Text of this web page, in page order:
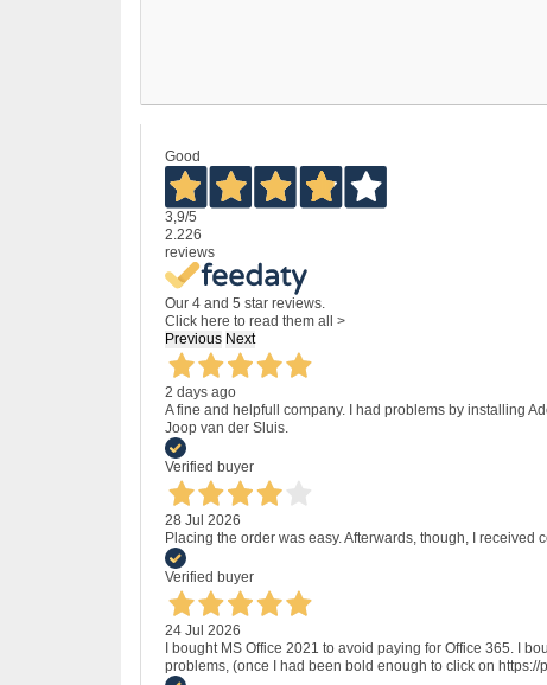
Good
3,9/5
2.226
reviews
Our 4 and 5 star reviews.
Click here to read them all >
Previous Next
2 days ago
A fine and helpfull company. I had problems by installing
Joop van der Sluis.
Verified buyer
28 Jul 2026
Placing the order was easy. Afterwards, though, I
Verified buyer
24 Jul 2026
I bought MS Office 2021 to avoid paying for Office 365. I
problems, (once I had been bold enough to click on